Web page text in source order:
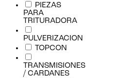
PIEZAS
PARA
TRITURADORA
PULVERIZACION
TOPCON
TRANSMISIONES
/ CARDANES